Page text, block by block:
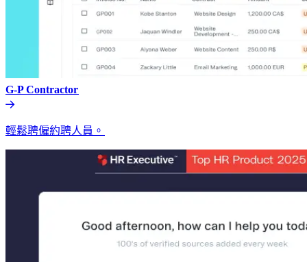
G-P Contractor​​
輕鬆聘僱約聘人員。​​